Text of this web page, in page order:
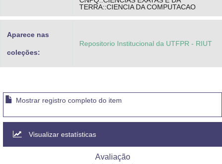
TERRA::CIENCIA DA COMPUTACAO
Aparece nas
coleções:
Repositorio Institucional da UTFPR - RIUT
Mostrar registro completo do item
Visualizar estatísticas
Avaliação